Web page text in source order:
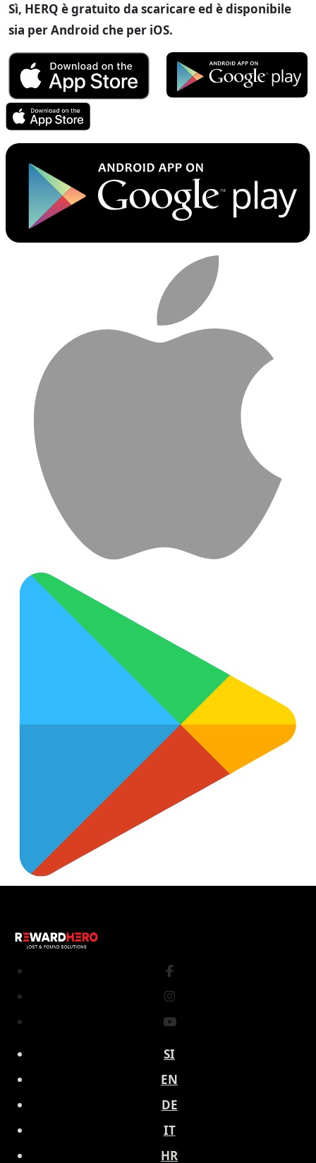
Sì, HERQ è gratuito da scaricare ed è disponibile
sia per Android che per iOS.
RewardHero
SI
EN
DE
IT
HR